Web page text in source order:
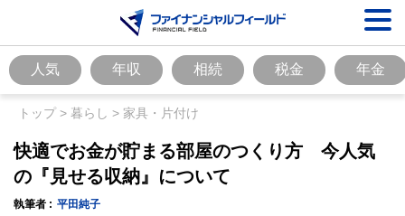
人気 年収 相続 税金 年金
トップ> 暮らし > 家具・片付け
快適でお金が貯まる部屋のつくり方 今人気
の『見せる収納』について
執筆者 : 平田純子